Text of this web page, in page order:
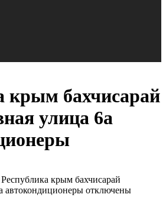
крым бахчисарай
улица 6а
крым бахчисарай
автокондиционеры отключены